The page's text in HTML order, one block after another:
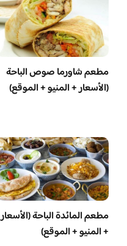
مطعم شاورما صوص الباحة
(الأسعار + المنيو + الموقع)
مطعم المائدة الباحة (الأسعار
+ المنيو + الموقع)